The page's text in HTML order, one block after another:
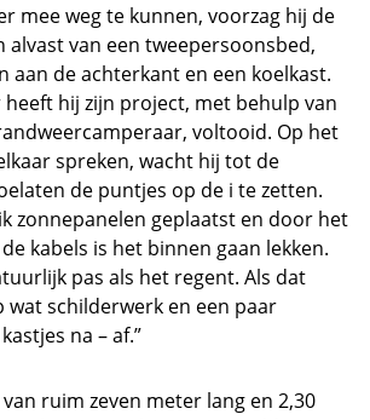
mee weg te kunnen, voorzag hij de
alvast van een tweepersoonsbed,
aan de achterkant en een koelkast.
hij zijn project, met behulp van
voltooid. Op het
spreken, wacht hij tot de
de puntjes op de i te zetten.
zonnepanelen geplaatst en door het
kabels is het binnen gaan lekken.
pas als het regent. Als dat
wat schilderwerk en een paar
na – af.”
ruim zeven meter lang en 2,30